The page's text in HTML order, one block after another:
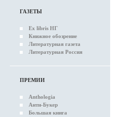
ГАЗЕТЫ
Ex libris НГ
Книжное обозрение
Литературная газета
Литературная Россия
ПРЕМИИ
Anthologia
Анти-Букер
Большая книга